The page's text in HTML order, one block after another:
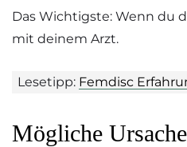
Das Wichtigste: Wenn du
mit deinem Arzt.
Lesetipp: Femdisc
Mögliche